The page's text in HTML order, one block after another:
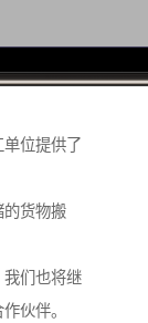
位提供了
的货物搬
我们也将继
伙伴。